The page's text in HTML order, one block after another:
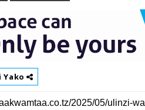
Yako